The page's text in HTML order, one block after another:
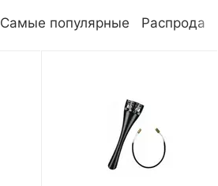
Самые популярные